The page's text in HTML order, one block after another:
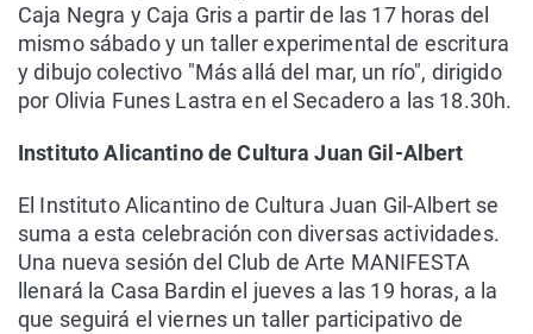
Caja Negra y Caja Gris a partir de las 17 horas del
mismo sábado y un taller experimental de escritura
y dibujo colectivo "Más allá del mar, un río", dirigido
por Olivia Funes Lastra en el Secadero a las 18.30h.
Instituto Alicantino de Cultura Juan Gil-Albert
El Instituto Alicantino de Cultura Juan Gil-Albert se
suma a esta celebración con diversas actividades.
Una nueva sesión del Club de Arte MANIFESTA
llenará la Casa Bardin el jueves a las 19 horas, a la
que seguirá el viernes un taller participativo de